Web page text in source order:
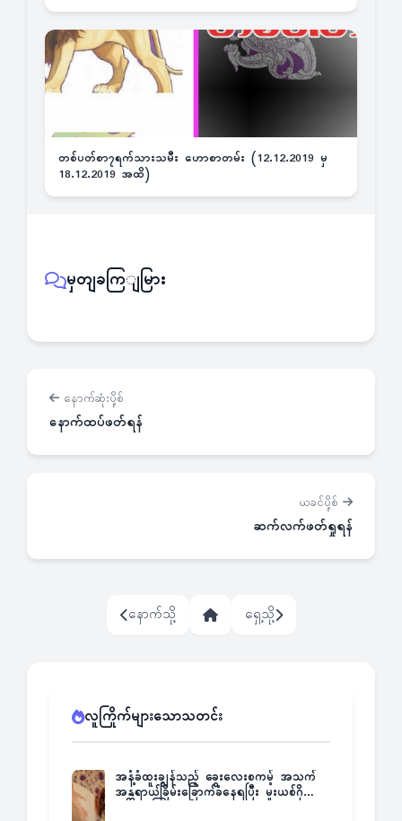
တစ်ပတ်စာ၇ရက်သားသမီး ဟောစာတမ်း (12.12.2019 မှ
18.12.2019 အထိ)
မှတျခကြျမြား
နောက်ဆုံးပို့စ်
နောက်ထပ်ဖတ်ရန်
ယခင်ပို့စ်
ဆက်လက်ဖတ်ရှုရန်
နောက်သို့ ရှေ့သို့
လူကြိုက်များသောသတင်း
အနံ့ခံထူးချွန်သည့် ခွေးလေးစကမ့် အသက်
အန္တရာယ်ခြိမ်းခြောက်ခံနေရပြီး မူးယစ်ဂိုဏ်း